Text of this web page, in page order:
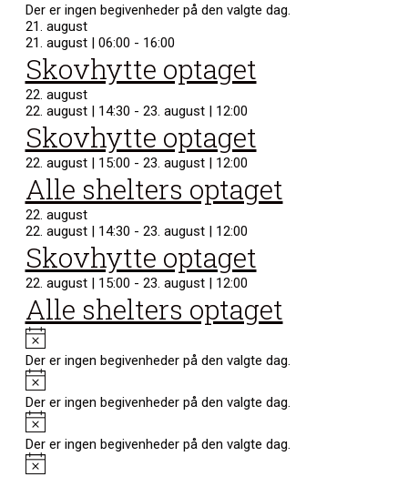
Der er ingen begivenheder på den valgte dag.
21. august
21. august | 06:00 - 16:00
Skovhytte optaget
22. august
22. august | 14:30 - 23. august | 12:00
Skovhytte optaget
22. august | 15:00 - 23. august | 12:00
Alle shelters optaget
22. august
22. august | 14:30 - 23. august | 12:00
Skovhytte optaget
22. august | 15:00 - 23. august | 12:00
Alle shelters optaget
Notice
Der er ingen begivenheder på den valgte dag.
Notice
Der er ingen begivenheder på den valgte dag.
Notice
Der er ingen begivenheder på den valgte dag.
Notice